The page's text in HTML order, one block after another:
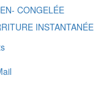
CONGELÉE
INSTANTANÉE